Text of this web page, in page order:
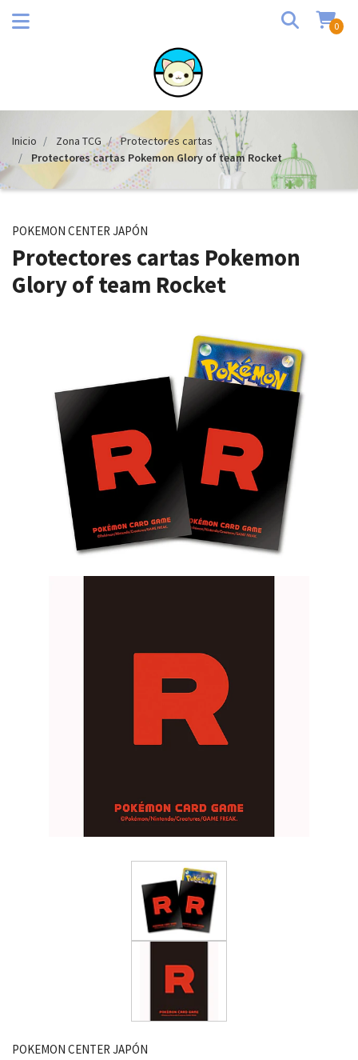
0
Inicio Zona TCG
Protectores cartas
Protectores cartas Pokemon Glory of team Rocket
POKEMON CENTER JAPÓN
Protectores cartas Pokemon
Glory of team Rocket
POKEMON CENTER JAPÓN